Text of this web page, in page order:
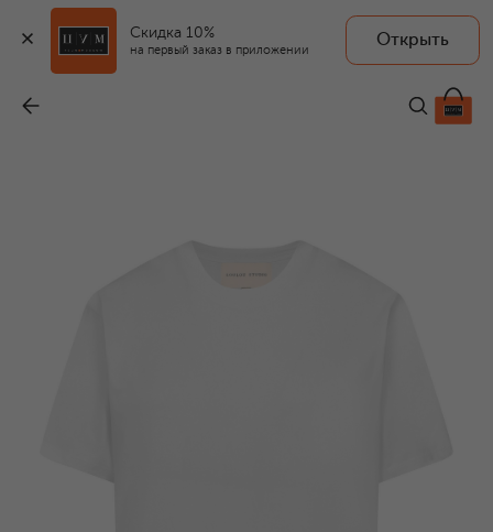
Скидка 10%
на первый заказ в приложении
Открыть
9 695 ₽